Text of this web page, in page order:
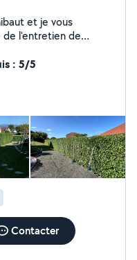
et je vous
de l'entretien de
: 5/5
Contacter